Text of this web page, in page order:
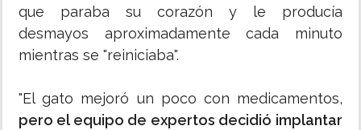
que paraba su corazón y le producía
desmayos aproximadamente cada minuto
mientras se "reiniciaba".
"El gato mejoró un poco con medicamentos,
pero el equipo de expertos decidió implantar